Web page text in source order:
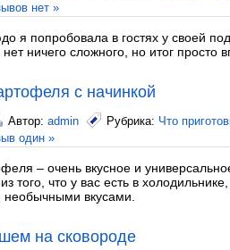
нет »
я попробовала в гостях у своей
ничего сложного, но итог просто
с начинкой
Автор: admin Рубрика: Что
один »
– очень вкусное и
того, что у вас есть в
вкусами.
на сковороде